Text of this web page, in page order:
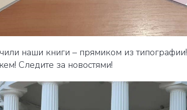
наши книги – прямиком из типографии!
Следите за новостями!